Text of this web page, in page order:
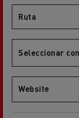
Ruta
Seleccionar
Website